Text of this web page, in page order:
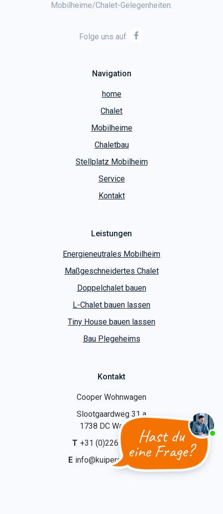
Hast du
eine Frage?
Mobilheime/Chalet-Gelegenheiten.
Folge uns auf
Navigation
home
Chalet
Mobilheime
Chaletbau
Stellplatz Mobilheim
Service
Kontakt
Leistungen
Energieneutrales Mobilheim
Maßgeschneidertes Chalet
Doppelchalet bauen
L-Chalet bauen lassen
Tiny House bauen lassen
Bau Plegeheims
Kontakt
Cooper Wohnwagen
Slootgaardweg 31 a
1738 DC Waarland
T +31 (0)226 74 52 62
E info@kuipercaravans.nl